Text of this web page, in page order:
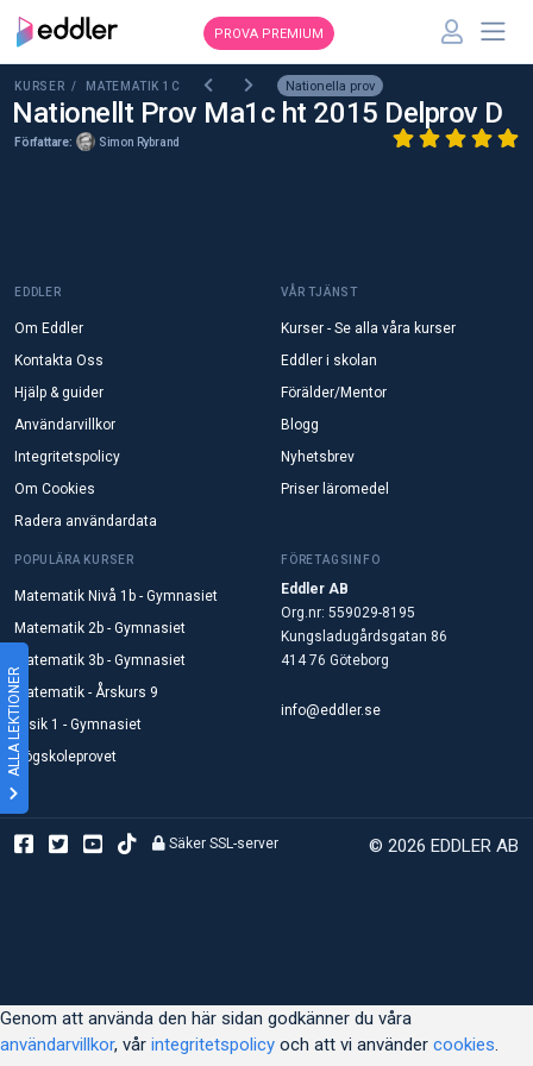
ALLA LEKTIONER
PROVA PREMIUM
KURSER / MATEMATIK 1C Nationella prov
Nationellt Prov Ma1c ht 2015 Delprov D
Författare: Simon Rybrand
EDDLER
Om Eddler
Kontakta Oss
Hjälp & guider
Användarvillkor
Integritetspolicy
Om Cookies
Radera användardata
VÅR TJÄNST
Kurser - Se alla våra kurser
Eddler i skolan
Förälder/Mentor
Blogg
Nyhetsbrev
Priser läromedel
POPULÄRA KURSER
Matematik Nivå 1b - Gymnasiet
Matematik 2b - Gymnasiet
Matematik 3b - Gymnasiet
Matematik - Årskurs 9
Fysik 1 - Gymnasiet
Högskoleprovet
FÖRETAGSINFO
Eddler AB
Org.nr: 559029-8195
Kungsladugårdsgatan 86
414 76 Göteborg
info@eddler.se
© 2026 EDDLER AB
Säker SSL-server
Genom att använda den här sidan godkänner du våra
användarvillkor, vår integritetspolicy och att vi använder cookies.